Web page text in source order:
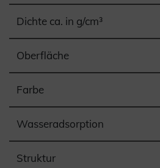
Dichte ca. in g/cm³
Oberfläche
Farbe
Wasseradsorption
Struktur